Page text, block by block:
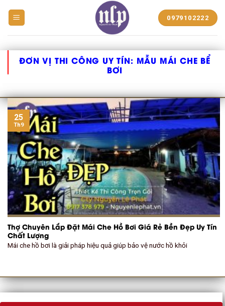
NHỰA
PHÁT
0979102222
ĐƠN VỊ THI CÔNG UY TÍN: MẪU MÁI CHE BỂ
BƠI
Thợ Chuyên Lắp Đặt Mái Che Hồ Bơi Giá Rẻ Bền Đẹp Uy Tín
Chất Lượng
Mái che hồ bơi là giải pháp hiệu quả giúp bảo vệ nước hồ khỏi
25
Th9